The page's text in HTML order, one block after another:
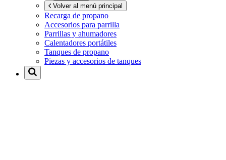
Volver al menú principal
Recarga de propano
Accesorios para parrilla
Parrillas y ahumadores
Calentadores portátiles
Tanques de propano
Piezas y accesorios de tanques